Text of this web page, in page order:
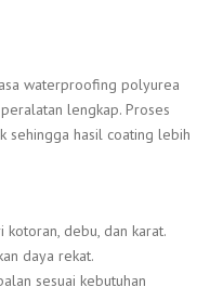
waterproofing polyurea
lengkap. Proses
sehingga hasil coating lebih
kotoran, debu, dan karat.
daya rekat.
sesuai kebutuhan